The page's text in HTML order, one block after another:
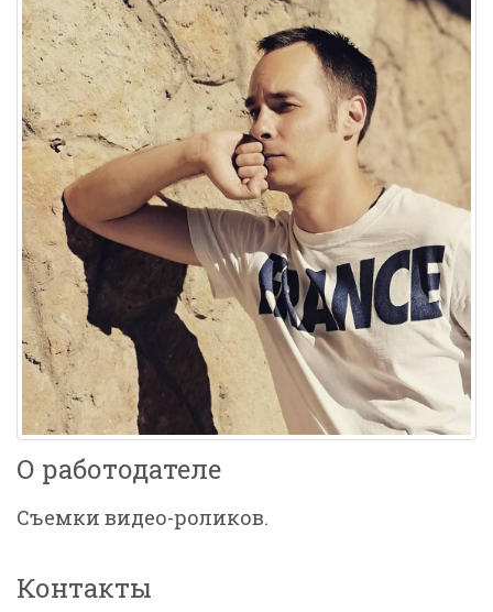
О работодателе
Съемки видео-роликов.
Контакты